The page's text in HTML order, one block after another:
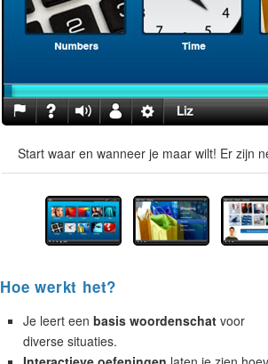
Start waar en wanneer je maar wilt! Er zijn
Hoe werkt het?
Je leert een basis woordenschat voor
diverse situaties.